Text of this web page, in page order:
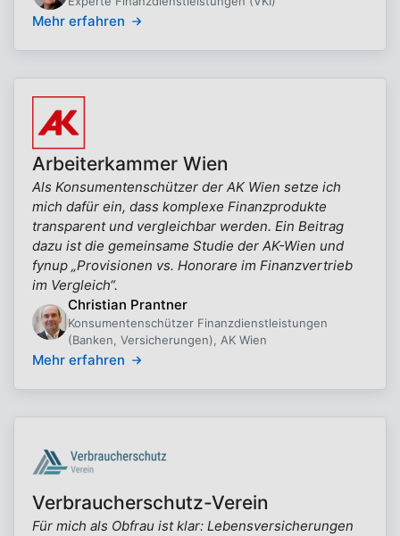
Mehr erfahren
Arbeiterkammer Wien
Als Konsumentenschützer der AK Wien setze ich
mich dafür ein, dass komplexe Finanzprodukte
transparent und vergleichbar werden. Ein Beitrag
dazu ist die gemeinsame Studie der AK-Wien und
fynup „Provisionen vs. Honorare im Finanzvertrieb
im Vergleich“.
Christian Prantner
Konsumentenschützer Finanzdienstleistungen
(Banken, Versicherungen), AK Wien
Mehr erfahren
Verbraucherschutz-Verein
Für mich als Obfrau ist klar: Lebensversicherungen